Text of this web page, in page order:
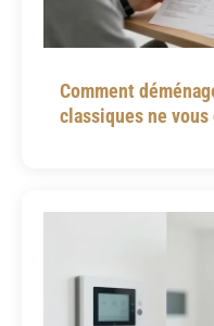
Comment
classiques ne